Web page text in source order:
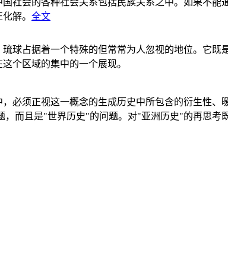
解。 全文
球占据着一个特殊的但常常为人忽视的地位。它
个区域的集中的一个展现。
必须正视这一概念的生成历史中所包含的衍生性
而且是"世界历史"的问题。对"亚洲历史"的再思